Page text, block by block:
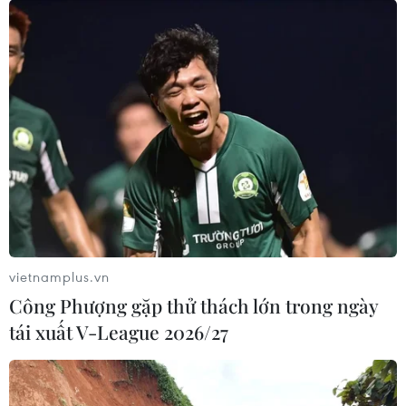
Thúc đẩy quan hệ hợp tác giữa các địa
phương của Việt Nam và Argentina
26/04/2023 23:18
Chủ tịch Quốc hội đánh giá cao việc 3 tỉnh Santa Fe,
Cordoba, Entre Rios năm ngoái đã tổ chức đoàn doanh
nghiệp sang tìm hiểu cơ hội đầu tư tại Việt Nam; và
mong muốn chào đón những đoàn tương tự.
vietnamplus.vn
Công Phượng gặp thử thách lớn trong ngày
tái xuất V-League 2026/27